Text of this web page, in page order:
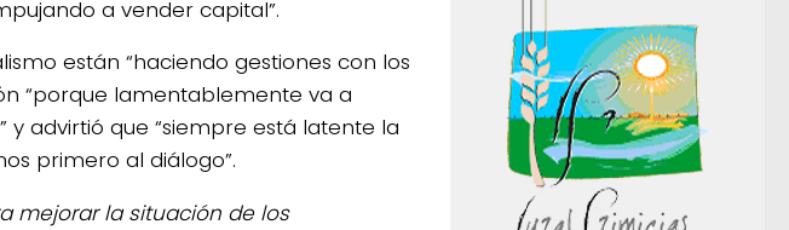
a vender capital”.
están “haciendo gestiones con los
“porque lamentablemente va a
advirtió que “siempre está latente la
primero al diálogo”.
mejorar la situación de los